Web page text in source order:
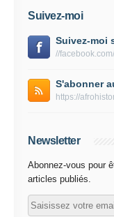
Suivez-moi
Suivez-moi
//
S'abonner
https://
Newsletter
Abonnez-vous pour
articles publiés.